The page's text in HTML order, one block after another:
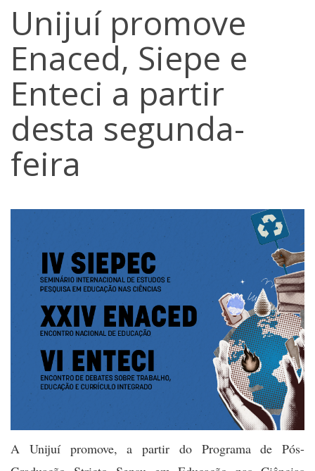
Unijuí promove
Enaced, Siepe e
Enteci a partir
desta segunda-
feira
A Unijuí promove, a partir do Programa de Pós-